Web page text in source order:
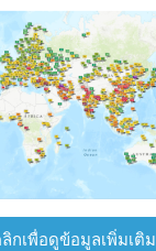
กเพื่อดูข้อมูลเพิ่มเติม